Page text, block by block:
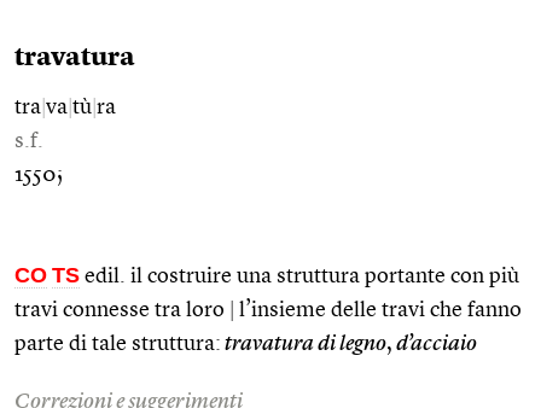
travatura
tra va tù ra
s.f.
1550;
CO TS edil. il costruire una struttura portante con più
travi connesse tra loro
l’insieme delle travi che fanno
parte di tale struttura: travatura di legno, d’acciaio
Correzioni e suggerimenti